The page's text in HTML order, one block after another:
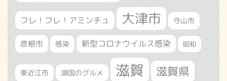
フレ！フレ！アミンチュ 大津市 守山市
彦根市 感染 新型コロナウイルス感染 昭和
東近江市 湖国のグルメ 滋賀 滋賀県